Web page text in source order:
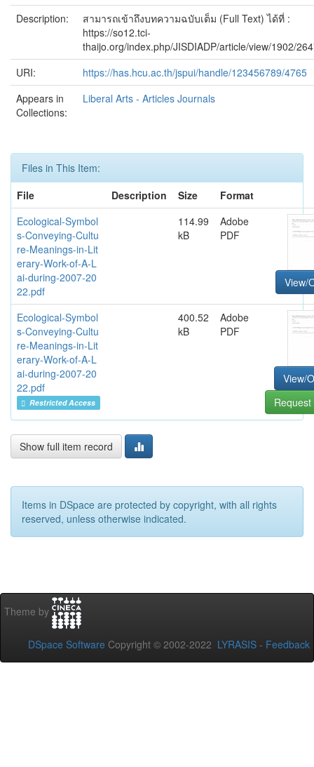
Description:
สามารถเข้าถึงบทความฉบับเต็ม (Full Text) ได้ที่ :
https://so12.tci-
thaijo.org/index.php/JISDIADP/article/view/1902/
URI:
https://has.hcu.ac.th/jspui/handle/123456789/4765
Appears in
Collections:
Liberal Arts - Articles Journals
Files in This Item:
File
Description Size
Format
Ecological-Symbol
s-Conveying-Cultu
re-Meanings-in-Lit
erary-Work-of-A-L
ai-during-2007-20
22.pdf
114.99
kB
Adobe
PDF
View/
Ecological-Symbol
s-Conveying-Cultu
re-Meanings-in-Lit
erary-Work-of-A-L
ai-during-2007-20
22.pdf
Restricted Access
400.52
kB
Adobe
PDF
View/
Show full item record
Items in DSpace are protected by copyright, with all rights
reserved, unless otherwise indicated.
Theme by
DSpace Software Copyright © 2002-2022 LYRASIS - Feedback